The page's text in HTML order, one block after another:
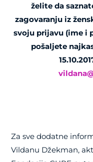
želite da
zagovaranju iz
svoju prijavu (ime i
pošaljete
Za sve dodatne
Vildanu Džekman,